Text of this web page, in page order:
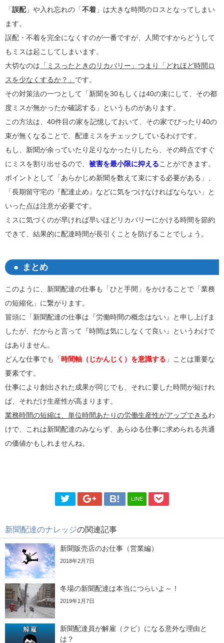
「 誤配」や入れ忘れの「 不着 」は大きな時間のロスとなってしまい
ます。
誤配・不着を完全になくすのが一番ですが、人間ですからどうして
もミスは起こしてしまいます。
大切なのは 「ミスったときのリカバリー」つまり「どれほど時間ロ
スを少なくするか？」 です。
その対策法の一つとして「新聞を30もしくは40の束にして、その都
度ミスが無かったか確認する」というものがあります。
この方法は、40件目の家を記憶しておいて、その家でぴったり40の
束が無くなることで、配達ミスをチェックしているわけです。
もし、新聞が余っていたり足りなかったりしたら、その時点ですぐ
にミスを割り出せるので、 被害を最小限に抑える ことができます。
ポイントとして「あらかじめ新聞を数えて束にする必要がある」、
「長期留守宅の『配達止め』などに気をつけなければならない」と
いった点は注意が必要です。
ミスに気づくのが早ければ早いほどリカバリーにかける時間を節約
できて、結果的に配達時間が長引くことを防げることでしょう。
まとめ
このように、新聞配達の仕事も「ひと手間」をかけることで「業務
の短縮化」に繋がります。
冒頭に「新聞配達の仕事は『労働時間の概念はない』と申し上げま
したが、だからと言って『時間は気にしなくて良い』というわけで
はありません。
どんな仕事でも「 時間軸（じかんじく）を意識する 」ことは重要な
要素です。
仕事により創出された成果が同じでも、それに要した時間が短けれ
ば、それだけ生産性が高まります。
業務時間の短縮は、単位時間あたりの労働生産性がアップできる わ
けで、これは新聞配達のみならず、あらゆる仕事に求められる共通
の価値かもしれませんね。
LINE
新聞配達のナレッジの関連記事
新聞販売店のお仕事（営業編）
2018年2月7日
冬場の新聞配達は本当につらいよ～！
2019年1月7日
新聞配達員が解雇（クビ）になる意外な理由と
は？